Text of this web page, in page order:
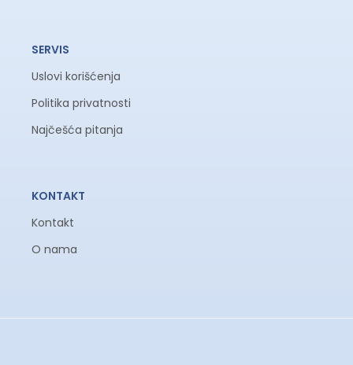
SERVIS
Uslovi korišćenja
Politika privatnosti
Najčešća pitanja
KONTAKT
Kontakt
O nama